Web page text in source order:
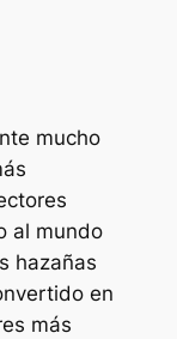
mucho
al mundo
hazañas
en
más